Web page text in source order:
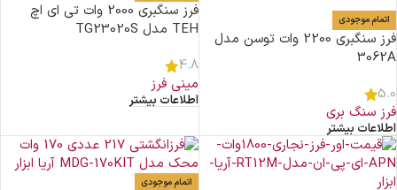
اتمام موجودی
فرز سنگبری 2200 وات توسن مدل
3062A
5.0
فرز سنگ بری
اطلاعات بیشتر
فرز سنگبری 2000 وات تی ای اچ
TEH مدل TG23020S
4.8
مینی فرز
اطلاعات بیشتر
اتمام موجودی